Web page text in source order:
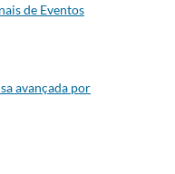
de Eventos
avançada por